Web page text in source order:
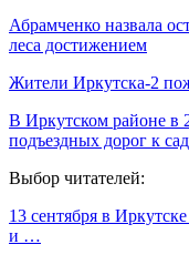
Абрамченко назвала
леса достижением
Жители Иркутска-2
В Иркутском районе в
подъездных дорог к
Выбор читателей:
13 сентября в
и …